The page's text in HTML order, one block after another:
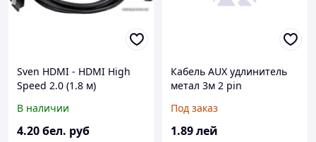
Sven HDMI - HDMI High
Speed 2.0 (1.8 м)
В наличии
4.20бел. руб
Кабель AUX удлинитель
метал 3м 2 pin
Под заказ
1.89лей